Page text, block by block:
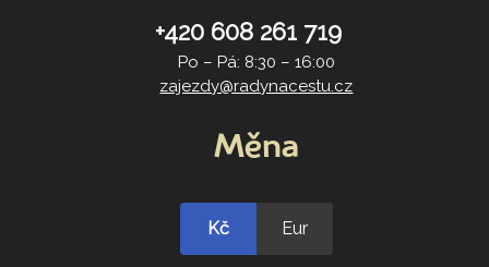
+420 608 261 719
Po – Pá: 8:30 – 16:00
zajezdy@radynacestu.cz
Měna
Kč Eur